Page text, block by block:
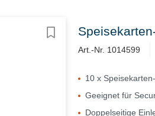
Art.-Nr. 1014599
10 x
Geeignet für
Doppelseitige